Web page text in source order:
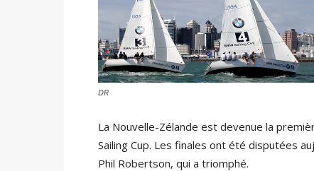
DR
La Nouvelle-Zélande est devenue la
Sailing Cup. Les finales ont été disputées
Phil Robertson, qui a triomphé.